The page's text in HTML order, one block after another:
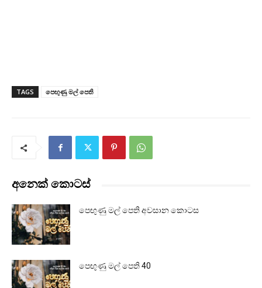
TAGS පෙඟුණු මල් පෙති
අනෙක් කොටස්
පෙඟුණු මල් පෙති අවසාන කොටස
පෙඟුණු මල් පෙති 40